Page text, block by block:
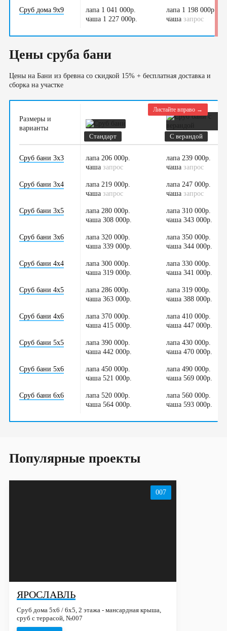
Сруб дома 9х9
лапа 1 041 000р.
/
чаша 1 227 000р.
лапа 1 198 000р.
/
чаша запрос
Цены сруба бани
Цены на Бани из бревна со скидкой 15% + бесплатная доставка и
сборка на участке
Листайте вправо →
Размеры и
варианты
Стандарт
С верандой
Сруб бани 3х3
лапа 206 000р.
/
чаша запрос
лапа 239 000р.
/
чаша запрос
Сруб бани 3х4
лапа 219 000р.
/
чаша запрос
лапа 247 000р.
/
чаша запрос
Сруб бани 3х5
лапа 280 000р.
/
чаша 308 000р.
лапа 310 000р.
/
чаша 343 000р.
Сруб бани 3х6
лапа 320 000р.
/
чаша 339 000р.
лапа 350 000р.
/
чаша 344 000р.
Сруб бани 4х4
лапа 300 000р.
/
чаша 319 000р.
лапа 330 000р.
/
чаша 341 000р.
Сруб бани 4х5
лапа 286 000р.
/
чаша 363 000р.
лапа 319 000р.
/
чаша 388 000р.
Сруб бани 4х6
лапа 370 000р.
/
чаша 415 000р.
лапа 410 000р.
/
чаша 447 000р.
Сруб бани 5х5
лапа 390 000р.
/
чаша 442 000р.
лапа 430 000р.
/
чаша 470 000р.
Сруб бани 5х6
лапа 450 000р.
/
чаша 521 000р.
лапа 490 000р.
/
чаша 569 000р.
Сруб бани 6х6
лапа 520 000р.
/
чаша 564 000р.
лапа 560 000р.
/
чаша 593 000р.
Популярные проекты
007
ЯРОСЛАВЛЬ
Сруб дома 5х6 / 6x5, 2 этажа - мансардная крыша,
сруб с террасой, №007